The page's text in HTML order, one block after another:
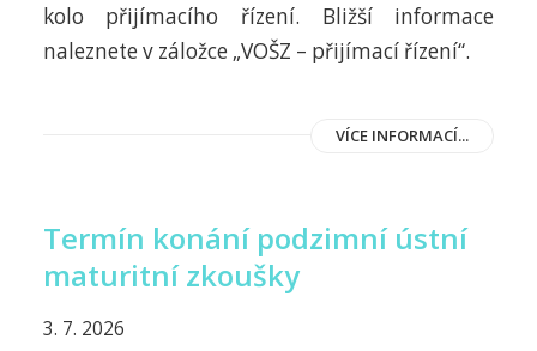
kolo přijímacího řízení. Bližší informace
naleznete v záložce „VOŠZ – přijímací řízení“.
VÍCE INFORMACÍ...
Termín konání podzimní ústní
maturitní zkoušky
3. 7. 2026